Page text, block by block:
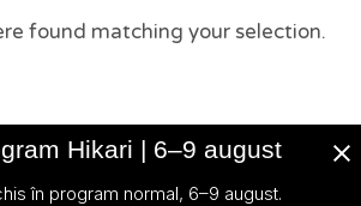
found matching your selection.
Hikari | 6–9 august
în program normal, 6–9 august.